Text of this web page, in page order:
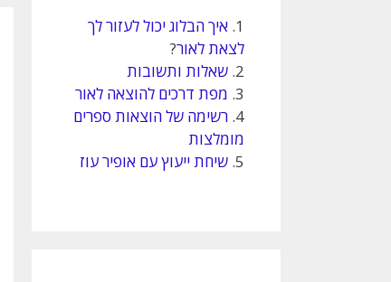
1. איך הבלוג יכול לעזור לך
לצאת לאור?
2. שאלות ותשובות
3. מפת דרכים להוצאה לאור
4. רשימה של הוצאות ספרים
מומלצות
5. שיחת ייעוץ עם אופיר עוז